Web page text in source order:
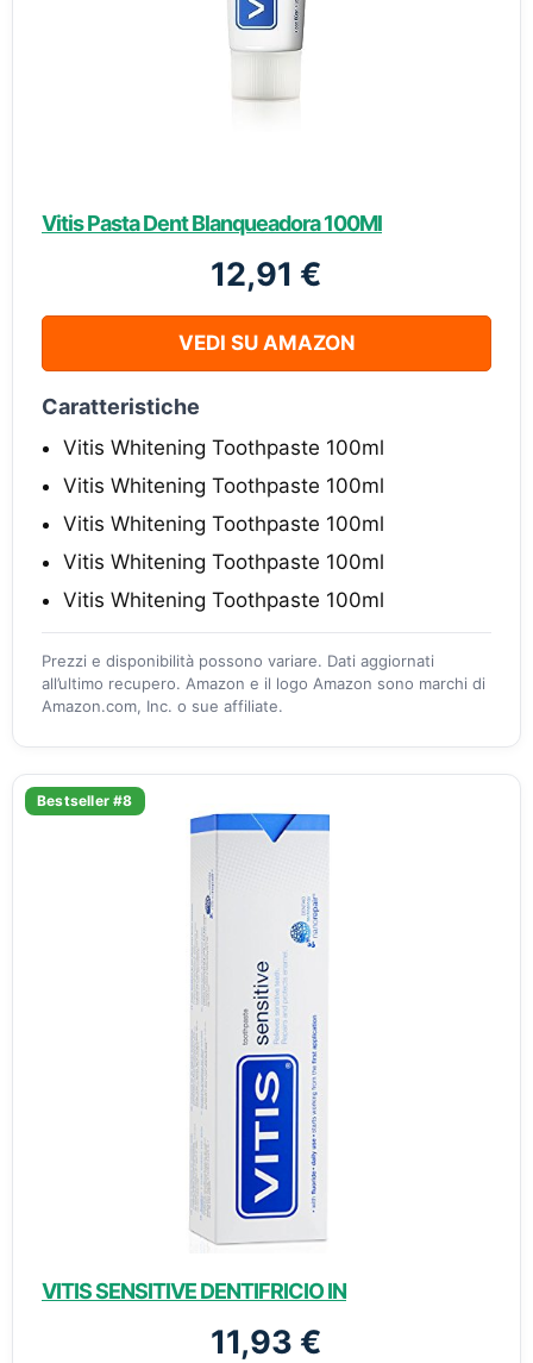
Vitis Pasta Dent Blanqueadora 100Ml
12,91 €
VEDI SU AMAZON
Caratteristiche
Vitis Whitening Toothpaste 100ml
Vitis Whitening Toothpaste 100ml
Vitis Whitening Toothpaste 100ml
Vitis Whitening Toothpaste 100ml
Vitis Whitening Toothpaste 100ml
Prezzi e disponibilità possono variare. Dati aggiornati
all’ultimo recupero. Amazon e il logo Amazon sono marchi di
Amazon.com, Inc. o sue affiliate.
Bestseller #8
VITIS SENSITIVE DENTIFRICIO IN
11,93 €